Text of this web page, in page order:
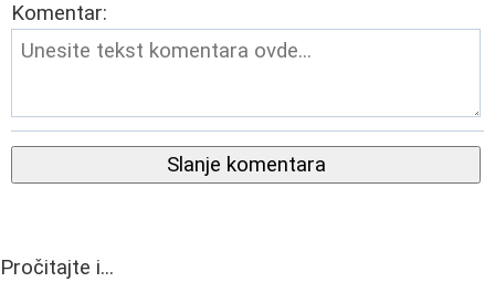
Komentar:
Slanje komentara
Pročitajte i...